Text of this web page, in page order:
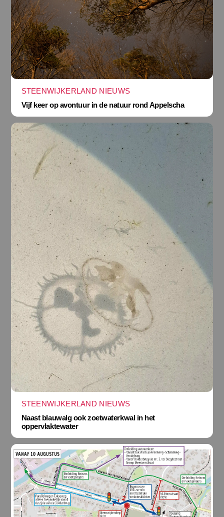
STEENWIJKERLAND NIEUWS
Vijf keer op avontuur in de natuur rond Appelscha
STEENWIJKERLAND NIEUWS
Naast blauwalg ook zoetwaterkwal in het
oppervlaktewater